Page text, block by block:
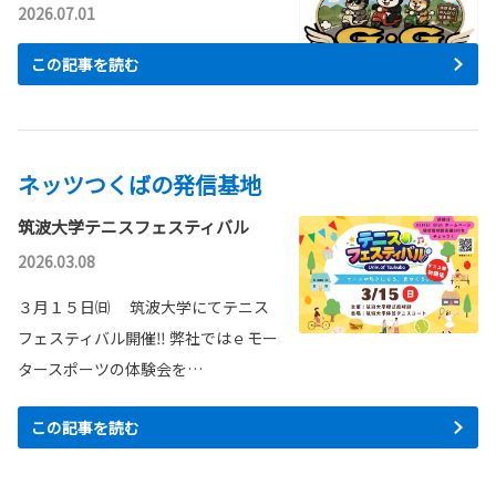
2026.07.01
この記事を読む
ネッツつくばの発信基地
筑波大学テニスフェスティバル
2026.03.08
３月１５日㈰ 筑波大学にてテニス
フェスティバル開催‼ 弊社ではｅモー
タースポーツの体験会を…
この記事を読む